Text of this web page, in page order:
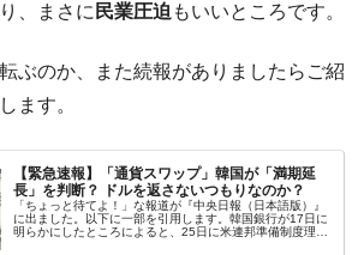
、まさに 民業圧迫 もいいところです。
ぶのか、また続報がありましたらご紹
ます。
【緊急速報】「通貨スワップ」韓国が「満期延
長」を判断？ ドルを返さないつもりなのか？
「ちょっと待てよ！」な報道が『中央日報（日本語版）』
に出ました。以下に一部を引用します。韓国銀行が17日に
明らかにしたところによると、25日に米連邦準備制度理事